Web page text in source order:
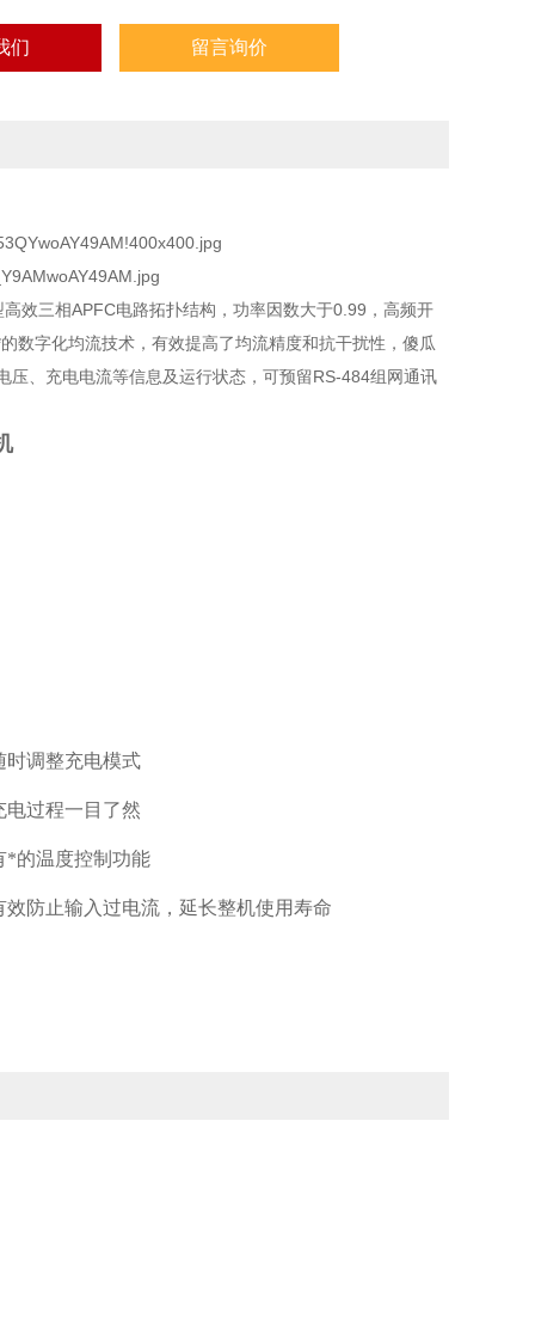
们 留言询价
高效三相APFC电路拓扑结构，功率因数大于0.99，高频开
数字化均流技术，有效提高了均流精度和抗干扰性，傻瓜
压、充电电流等信息及运行状态，可预留RS-484组网通讯
时调整充电模式
电过程一目了然
*的温度控制功能
防止输入过电流，延长整机使用寿命